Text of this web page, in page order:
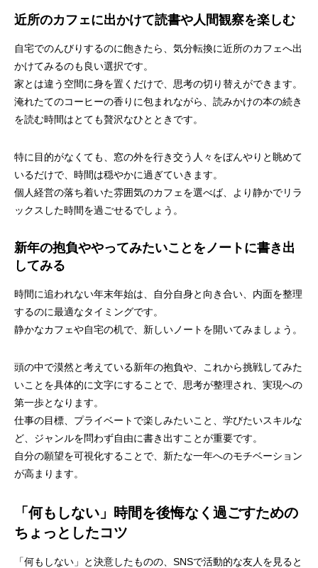
近所のカフェに出かけて読書や人間観察を楽しむ
自宅でのんびりするのに飽きたら、気分転換に近所のカフェへ出
かけてみるのも良い選択です。
家とは違う空間に身を置くだけで、思考の切り替えができます。
淹れたてのコーヒーの香りに包まれながら、読みかけの本の続き
を読む時間はとても贅沢なひとときです。
特に目的がなくても、窓の外を行き交う人々をぼんやりと眺めて
いるだけで、時間は穏やかに過ぎていきます。
個人経営の落ち着いた雰囲気のカフェを選べば、より静かでリラ
ックスした時間を過ごせるでしょう。
新年の抱負ややってみたいことをノートに書き出
してみる
時間に追われない年末年始は、自分自身と向き合い、内面を整理
するのに最適なタイミングです。
静かなカフェや自宅の机で、新しいノートを開いてみましょう。
頭の中で漠然と考えている新年の抱負や、これから挑戦してみた
いことを具体的に文字にすることで、思考が整理され、実現への
第一歩となります。
仕事の目標、プライベートで楽しみたいこと、学びたいスキルな
ど、ジャンルを問わず自由に書き出すことが重要です。
自分の願望を可視化することで、新たな一年へのモチベーション
が高まります。
「何もしない」時間を後悔なく過ごすための
ちょっとしたコツ
「何もしない」と決意したものの、SNSで活動的な友人を見ると